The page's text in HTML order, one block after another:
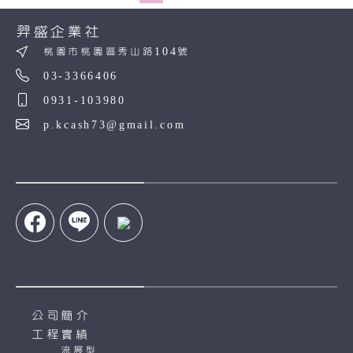
羿盛企業社
桃園市桃園區秀山路104號
03-3366406
0931-103980
p.kcash73@gmail.com
公司簡介
工程實績